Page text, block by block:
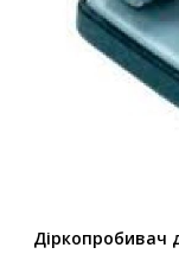
Діркопробивач